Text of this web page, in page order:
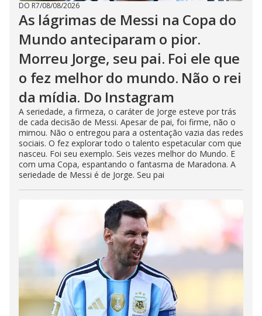
DO R7/08/08/2026
As lágrimas de Messi na Copa do
Mundo anteciparam o pior.
Morreu Jorge, seu pai. Foi ele que
o fez melhor do mundo. Não o rei
da mídia. Do Instagram
A seriedade, a firmeza, o caráter de Jorge esteve por trás
de cada decisão de Messi. Apesar de pai, foi firme, não o
mimou. Não o entregou para a ostentação vazia das redes
sociais. O fez explorar todo o talento espetacular com que
nasceu. Foi seu exemplo. Seis vezes melhor do Mundo. E
com uma Copa, espantando o fantasma de Maradona. A
seriedade de Messi é de Jorge. Seu pai